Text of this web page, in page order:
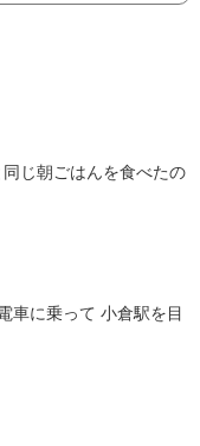
じ朝ごはんを食べたの
車に乗って 小倉駅を目